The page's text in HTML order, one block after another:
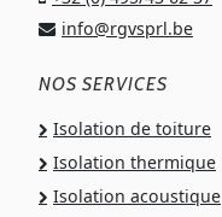
info@rgvsprl.be
NOS SERVICES
Isolation de toiture
Isolation thermique
Isolation acoustique